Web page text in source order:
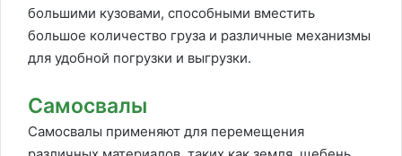
большими кузовами, способными вместить
большое количество груза и различные механизмы
для удобной погрузки и выгрузки.
Самосвалы
Самосвалы применяют для перемещения